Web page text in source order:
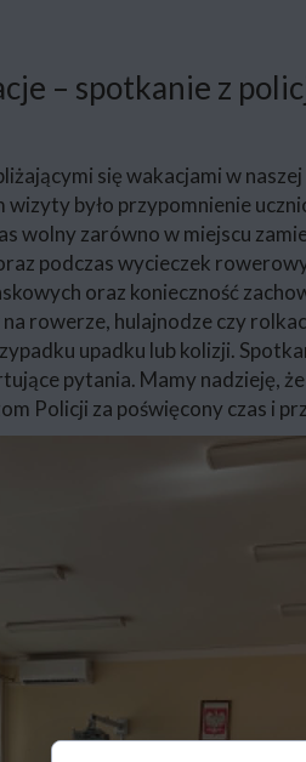
– spotkanie z
się wakacjami w
wizyty było przypomnienie
wolny zarówno w miejscu
podczas wycieczek
oraz konieczność
rowerze, hulajnodze czy
upadku lub kolizji.
pytania. Mamy nadzieję,
Policji za poświęcony czas i